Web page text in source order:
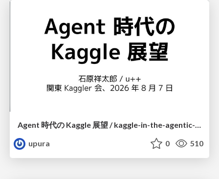
Agent 時代の Kaggle 展望 / kaggle-in-the-agentic-era
upura
0 510